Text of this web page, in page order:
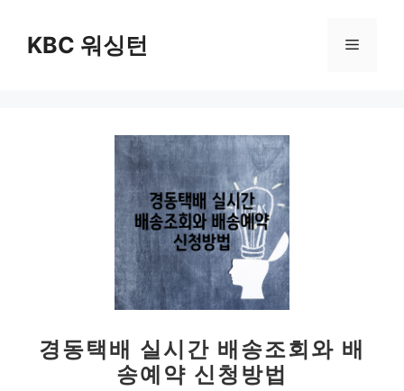
KBC 워싱턴 메
경동택배 실시간 배송조회와 배
송예약 신청방법